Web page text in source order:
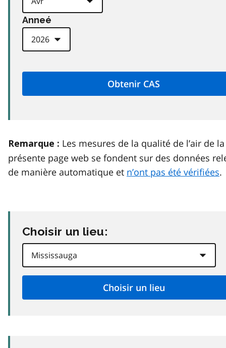
Anneé
Remarque : Les mesures de la qualité de l’air de la
présente page web se fondent sur des données
de manière automatique et n’ont pas été vérifiées.
Choisir un lieu: